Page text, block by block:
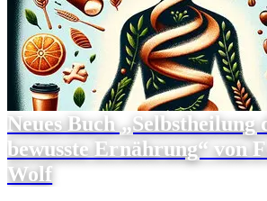
Neues Buch „Selbstheilung
bewusste Ernährung“ von
Wolf